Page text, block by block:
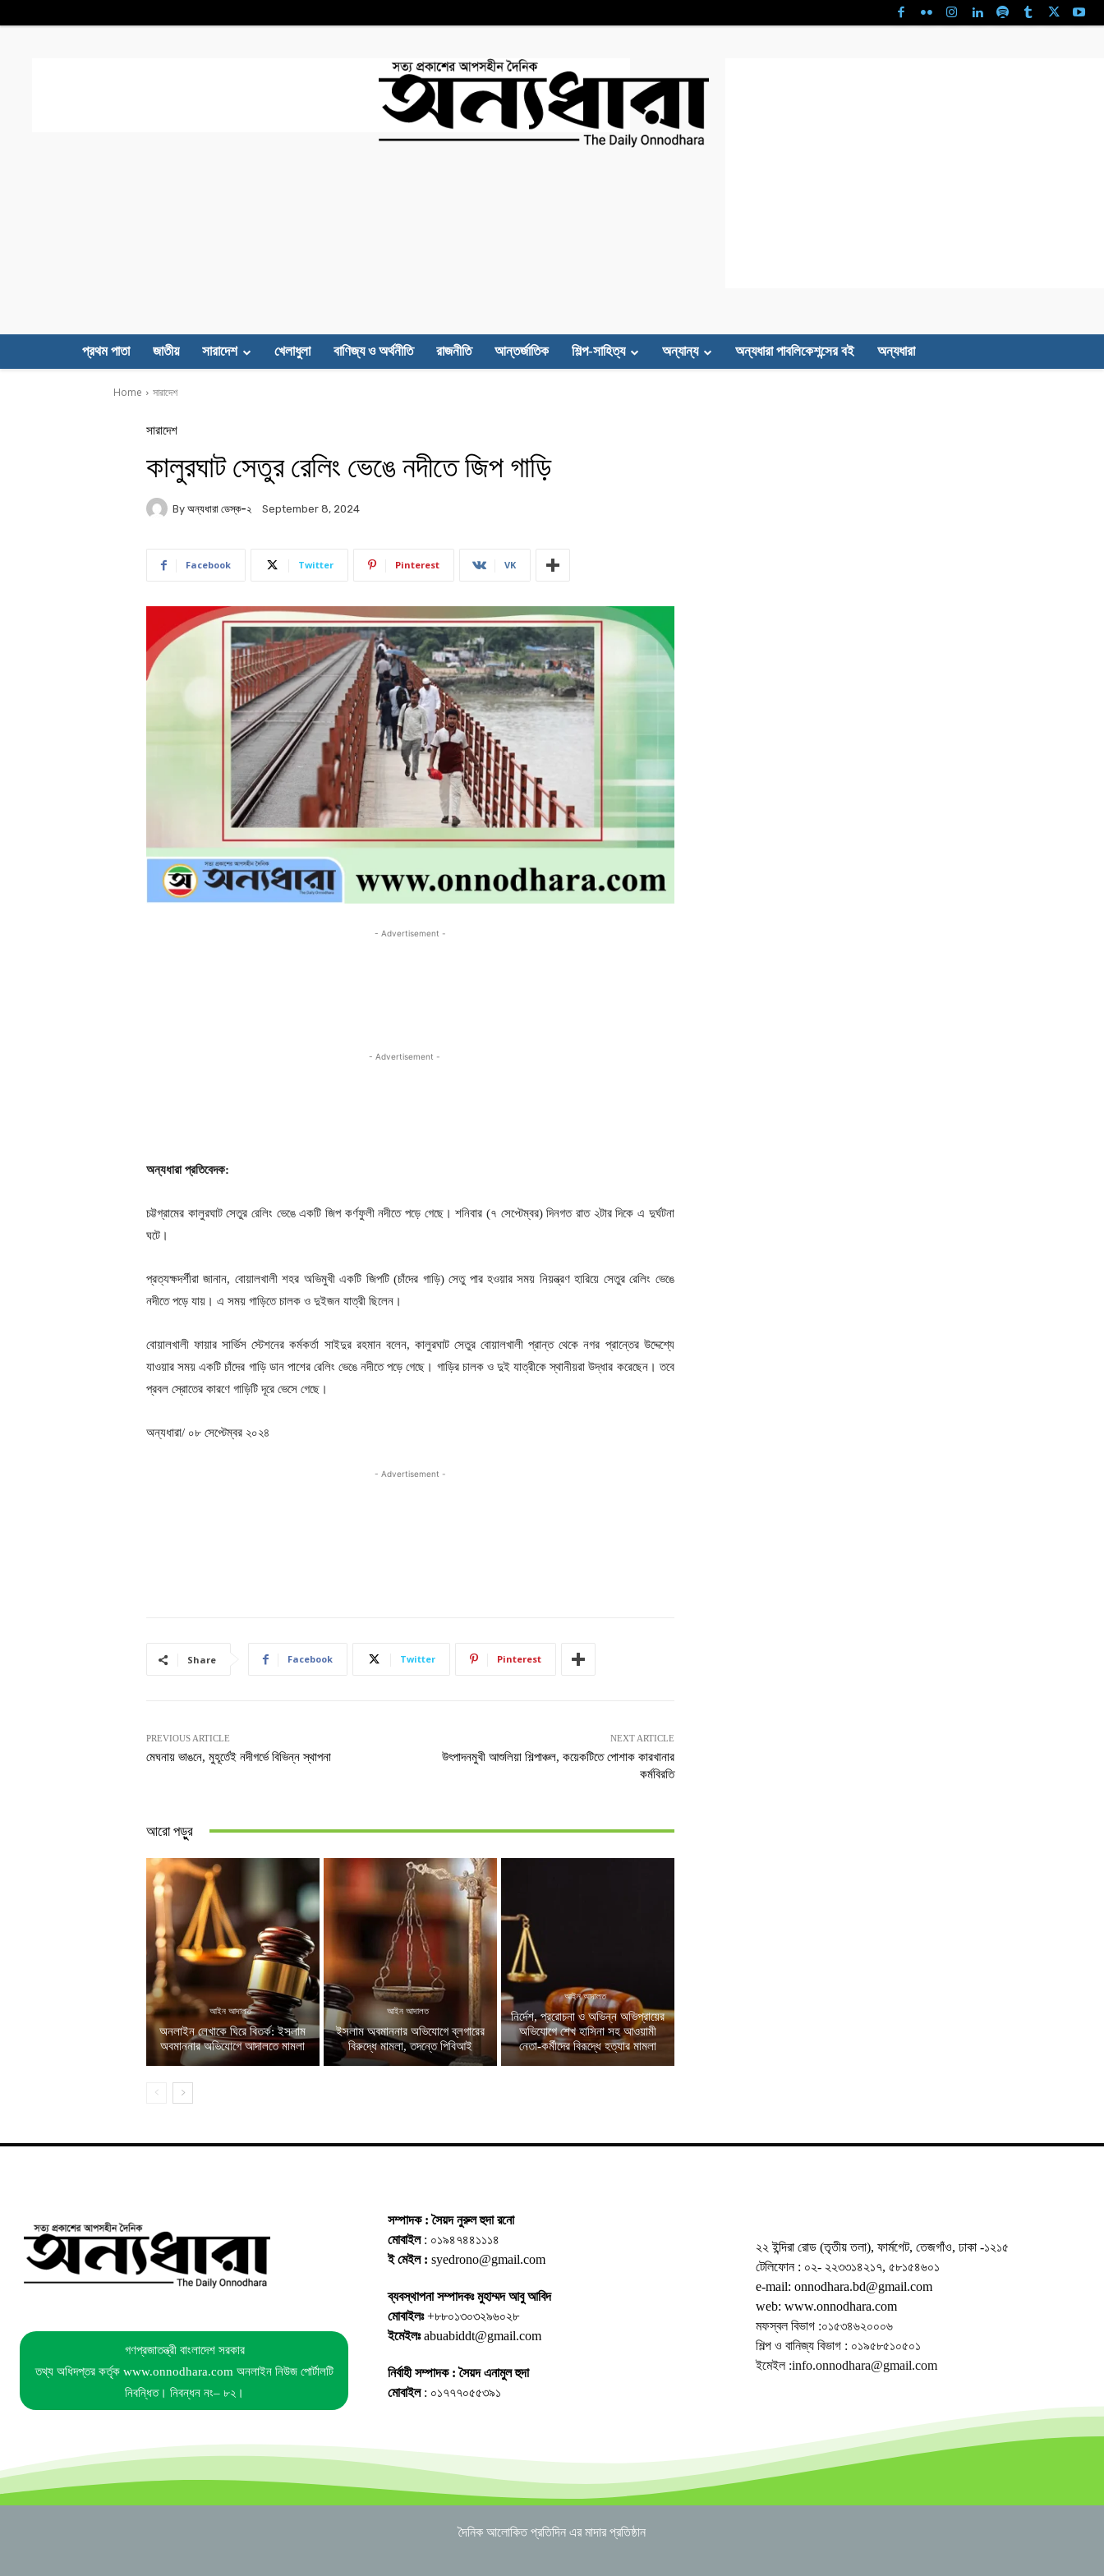
প্রথম পাতা জাতীয় সারাদেশ খেলাধুলা বাণিজ্য ও অর্থনীতি রাজনীতি আন্তর্জাতিক শিল্প-সাহিত্য অন্যান্য অন্যধারা পাবলিকেশন্সের বই অন্যধারা
Home সারাদেশ
সারাদেশ
কালুরঘাট সেতুর রেলিং ভেঙে নদীতে জিপ গাড়ি
By অন্যধারা ডেস্ক-২ September 8, 2024
Facebook Twitter Pinterest VK
- Advertisement -
- Advertisement -
অন্যধারা প্রতিবেদক:
চট্টগ্রামের কালুরঘাট সেতুর রেলিং ভেঙে একটি জিপ কর্ণফুলী নদীতে পড়ে গেছে। শনিবার (৭ সেপ্টেম্বর) দিনগত রাত ২টার দিকে এ দুর্ঘটনা
ঘটে।
প্রত্যক্ষদর্শীরা জানান, বোয়ালখালী শহর অভিমুখী একটি জিপটি (চাঁদের গাড়ি) সেতু পার হওয়ার সময় নিয়ন্ত্রণ হারিয়ে সেতুর রেলিং ভেঙে
নদীতে পড়ে যায়। এ সময় গাড়িতে চালক ও দুইজন যাত্রী ছিলেন।
বোয়ালখালী ফায়ার সার্ভিস স্টেশনের কর্মকর্তা সাইদুর রহমান বলেন, কালুরঘাট সেতুর বোয়ালখালী প্রান্ত থেকে নগর প্রান্তের উদ্দেশ্যে
যাওয়ার সময় একটি চাঁদের গাড়ি ডান পাশের রেলিং ভেঙে নদীতে পড়ে গেছে। গাড়ির চালক ও দুই যাত্রীকে স্থানীয়রা উদ্ধার করেছেন। তবে
প্রবল স্রোতের কারণে গাড়িটি দূরে ভেসে গেছে।
অন্যধারা/ ০৮ সেপ্টেম্বর ২০২৪
- Advertisement -
Share Facebook Twitter Pinterest
PREVIOUS ARTICLE
মেঘনায় ভাঙনে, মুহূর্তেই নদীগর্ভে বিভিন্ন স্থাপনা
NEXT ARTICLE
উৎপাদনমুখী আশুলিয়া শিল্পাঞ্চল, কয়েকটিতে পোশাক কারখানার
কর্মবিরতি
আরো পড়ুুর
আইন আদালত
অনলাইন লেখাকে ঘিরে বিতর্ক: ইসলাম
অবমাননার অভিযোগে আদালতে মামলা
আইন আদালত
ইসলাম অবমাননার অভিযোগে ব্লগারের
বিরুদ্ধে মামলা, তদন্তে পিবিআই
আইন আদালত
নির্দেশ, প্ররোচনা ও অভিন্ন অভিপ্রায়ের
অভিযোগে শেখ হাসিনা সহ আওয়ামী
নেতা-কর্মীদের বিরূদ্ধে হত্যার মামলা
গণপ্রজাতন্ত্রী বাংলাদেশ সরকার
তথ্য অধিদপ্তর কর্তৃক www.onnodhara.com অনলাইন নিউজ পোর্টালটি
নিবন্ধিত। নিবন্ধন নং– ৮২।
সম্পাদক : সৈয়দ নুরুল হুদা রনো
মোবাইল: ০১৯৪৭৪৪১১১৪
ই মেইল : syedrono@gmail.com
ব্যবস্থাপনা সম্পাদকঃ মুহাম্মদ আবু আবিদ
মোবাইলঃ+৮৮০১৩০৩২৯৬০২৮
ইমেইলঃabuabiddt@gmail.com
নির্বাহী সম্পাদক : সৈয়দ এনামুল হুদা
মোবাইল: ০১৭৭৭০৫৫৩৯১
২২ ইন্দিরা রোড (তৃতীয় তলা), ফার্মগেট, তেজগাঁও, ঢাকা -১২১৫
টেলিফোন : ০২- ২২৩৩১৪২১৭, ৫৮১৫৪৬০১
e-mail: onnodhara.bd@gmail.com
web: www.onnodhara.com
মফস্বল বিভাগ :০১৫৩৪৬২০০০৬
শিল্প ও বানিজ্য বিভাগ : ০১৯৫৮৫১০৫০১
ইমেইল :info.onnodhara@gmail.com
দৈনিক আলোকিত প্রতিদিন এর মাদার প্রতিষ্ঠান